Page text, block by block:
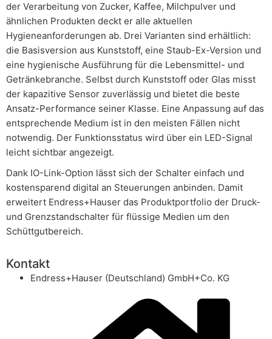
der Verarbeitung von Zucker, Kaffee, Milchpulver und
ähnlichen Produkten deckt er alle aktuellen
Hygieneanforderungen ab. Drei Varianten sind erhältlich:
die Basisversion aus Kunststoff, eine Staub-Ex-Version und
eine hygienische Ausführung für die Lebensmittel- und
Getränkebranche. Selbst durch Kunststoff oder Glas misst
der kapazitive Sensor zuverlässig und bietet die beste
Ansatz-Performance seiner Klasse. Eine Anpassung auf das
entsprechende Medium ist in den meisten Fällen nicht
notwendig. Der Funktionsstatus wird über ein LED-Signal
leicht sichtbar angezeigt.
Dank IO-Link-Option lässt sich der Schalter einfach und
kostensparend digital an Steuerungen anbinden. Damit
erweitert Endress+Hauser das Produktportfolio der Druck-
und Grenzstandschalter für flüssige Medien um den
Schüttgutbereich.
Kontakt
Endress+Hauser (Deutschland) GmbH+Co. KG